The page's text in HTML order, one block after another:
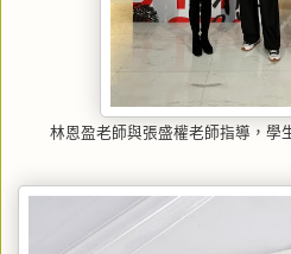
林恩盈老師與張盛權老師指導，學